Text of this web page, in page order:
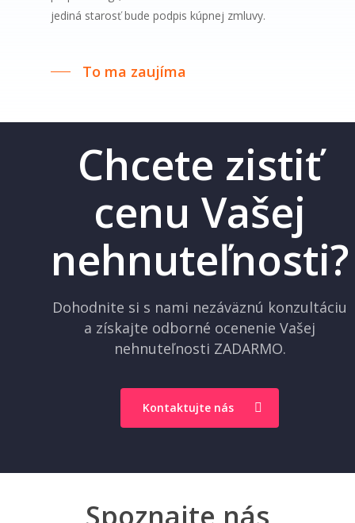
jediná starosť bude podpis kúpnej zmluvy.
To ma zaujíma
Chcete zistiť
cenu Vašej
nehnuteľnosti?
Dohodnite si s nami nezáväznú konzultáciu
a získajte odborné ocenenie Vašej
nehnuteľnosti ZADARMO.
Kontaktujte nás